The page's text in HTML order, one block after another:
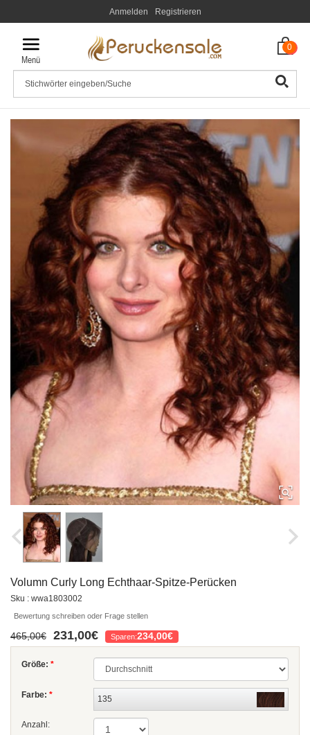
Anmelden Registrieren
0
Volumn Curly Long Echthaar-Spitze-Perücken
Sku : wwa1803002
Bewertung schreiben oder Frage stellen
465,00€ 231,00€ Sparen:234,00€
Größe: *
Farbe: * 135
Anzahl: